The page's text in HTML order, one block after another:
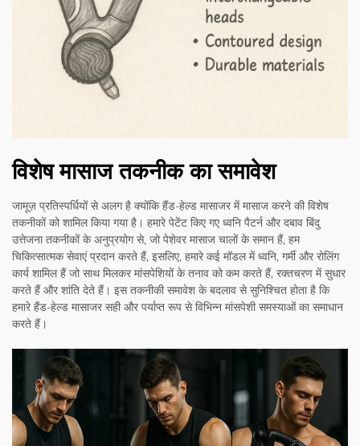
विशेष मासाज तकनीक का समावेश
जामूज़ प्रतिस्पर्धियों से अलग है क्योंकि हैंड-हेल्ड मासाजर में मासाज करने की विशेष
तकनीकों को शामिल किया गया है। हमारे पेटेंट किए गए ध्वनि पैटर्न और दबाव बिंदु
उत्तेजना तकनीकों के अनुप्रयोग से, जो पेशेवर मासाज चालों के समान हैं, हम
चिकित्सात्मक सेवाएं प्रदान करते हैं, इसलिए, हमारे कई मॉडल में ध्वनि, गर्मी और रोलिंग
कार्य शामिल हैं जो साथ मिलकर मांसपेशियों के तनाव को कम करते हैं, रक्तचरण में सुधार
करते हैं और शांति देते हैं। इस तकनीकी समावेश के बदलाव से सुनिश्चित होता है कि
हमारे हैंड-हेल्ड मासाजर सही और पर्याप्त रूप से विभिन्न मांसपेशी समस्याओं का समाधान
करते हैं।